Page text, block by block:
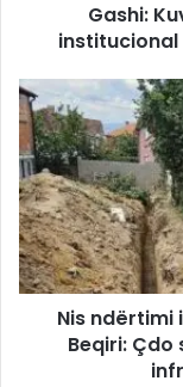
Gashi:
institucional
Nis ndërtimi
Beqiri: